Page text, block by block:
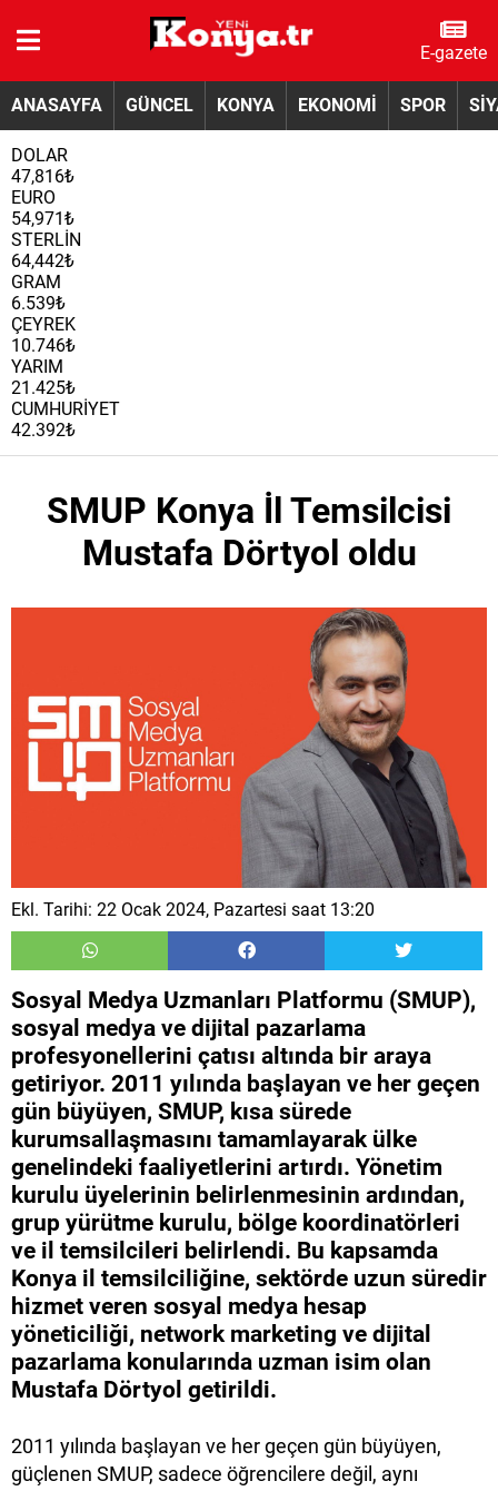
E-gazete
ANASAYFA GÜNCEL KONYA EKONOMİ SPOR
DOLAR
47,816₺
EURO
54,971₺
STERLİN
64,442₺
GRAM
6.539₺
ÇEYREK
10.746₺
YARIM
21.425₺
CUMHURİYET
42.392₺
SMUP Konya İl Temsilcisi
Mustafa Dörtyol oldu
Ekl. Tarihi: 22 Ocak 2024, Pazartesi saat 13:20
Sosyal Medya Uzmanları Platformu (SMUP),
sosyal medya ve dijital pazarlama
profesyonellerini çatısı altında bir araya
getiriyor. 2011 yılında başlayan ve her geçen
gün büyüyen, SMUP, kısa sürede
kurumsallaşmasını tamamlayarak ülke
genelindeki faaliyetlerini artırdı. Yönetim
kurulu üyelerinin belirlenmesinin ardından,
grup yürütme kurulu, bölge koordinatörleri
ve il temsilcileri belirlendi. Bu kapsamda
Konya il temsilciliğine, sektörde uzun süredir
hizmet veren sosyal medya hesap
yöneticiliği, network marketing ve dijital
pazarlama konularında uzman isim olan
Mustafa Dörtyol getirildi.
2011 yılında başlayan ve her geçen gün büyüyen,
güçlenen SMUP, sadece öğrencilere değil, aynı